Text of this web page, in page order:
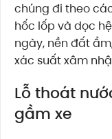
chúng đi theo
hốc lốp và dọc
ngày, nền đất
xác suất xâm
Lỗ thoát
gầm xe